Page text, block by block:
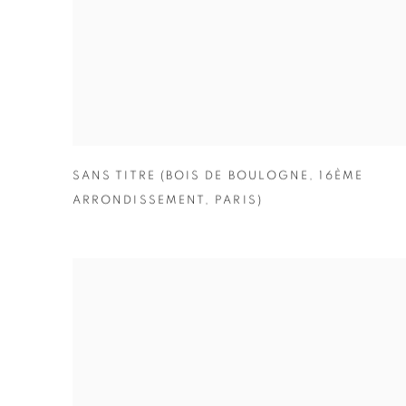
SANS TITRE (BOIS DE BOULOGNE , 16ÈME
ARRONDISSEMENT , PARIS)